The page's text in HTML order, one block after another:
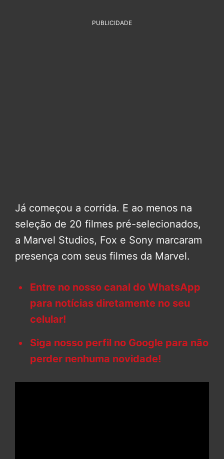
PUBLICIDADE
Já começou a corrida. E ao menos na
seleção de 20 filmes pré-selecionados,
a Marvel Studios, Fox e Sony marcaram
presença com seus filmes da Marvel.
Entre no nosso canal do WhatsApp
para notícias diretamente no seu
celular!
Siga nosso perfil no Google para não
perder nenhuma novidade!